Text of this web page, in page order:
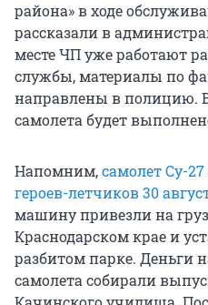
района» в ходе
рассказали в
месте ЧП уже работают
службы, материалы по
направлены в полицию.
самолета будет
Напомним,самолет Су-
героев-летчиков 30
машину привезли на
Краснодарском крае и
разбитом парке. Деньги
самолета собирали